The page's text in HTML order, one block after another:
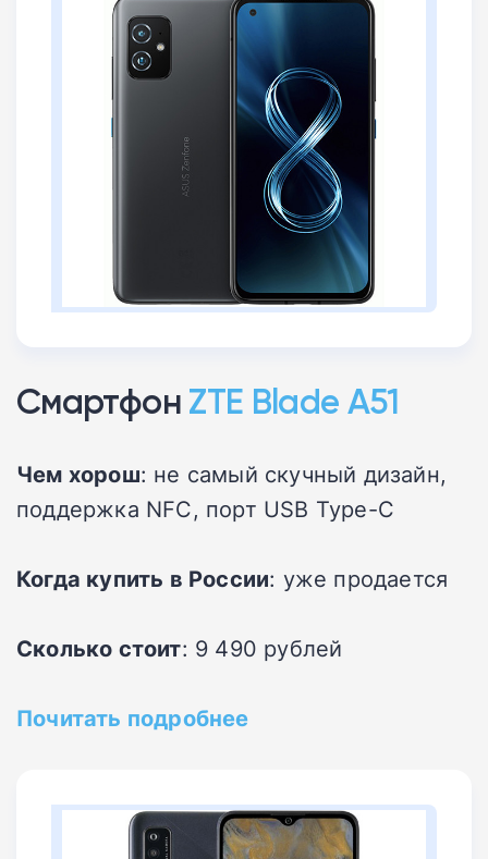
Смартфон ZTE Blade A51
Чем хорош: не самый скучный дизайн,
поддержка NFC, порт USB Type-C
Когда купить в России: уже продается
Сколько стоит: 9 490 рублей
Почитать подробнее